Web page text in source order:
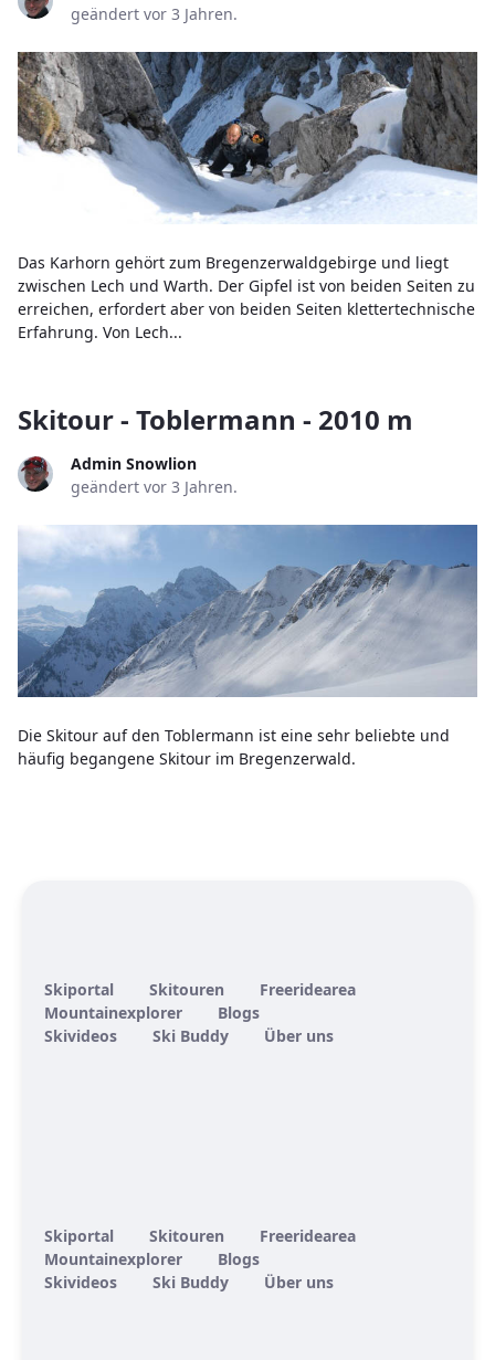
geändert vor 3 Jahren.
Das Karhorn gehört zum Bregenzerwaldgebirge und liegt
zwischen Lech und Warth. Der Gipfel ist von beiden Seiten zu
erreichen, erfordert aber von beiden Seiten klettertechnische
Erfahrung. Von Lech...
Skitour - Toblermann - 2010 m
Admin Snowlion
geändert vor 3 Jahren.
Die Skitour auf den Toblermann ist eine sehr beliebte und
häufig begangene Skitour im Bregenzerwald.
Skiportal Skitouren
Freeridearea
Mountainexplorer
Blogs
Skivideos
Ski Buddy Über uns
Skiportal Skitouren
Freeridearea
Mountainexplorer
Blogs
Skivideos
Ski Buddy Über uns